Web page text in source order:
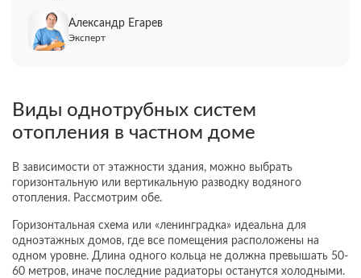
Александр Егарев
Эксперт
Виды однотрубных систем
отопления в частном доме
В зависимости от этажности здания, можно выбрать
горизонтальную или вертикальную разводку водяного
отопления. Рассмотрим обе.
Горизонтальная схема или «ленинградка» идеальна для
одноэтажных домов, где все помещения расположены на
одном уровне. Длина одного кольца не должна превышать 50-
60 метров, иначе последние радиаторы останутся холодными.